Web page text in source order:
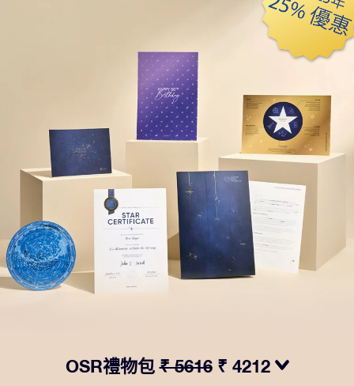
OSR禮物包₹ 5616 ₹ 4212